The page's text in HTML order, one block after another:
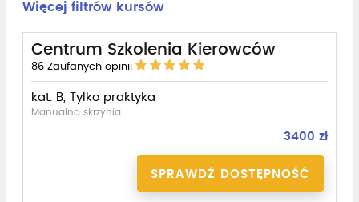
Więcej filtrów kursów
Centrum Szkolenia Kierowców
86 Zaufanych opinii
kat. B, Tylko praktyka
Manualna skrzynia
3400 zł
SPRAWDŹ DOSTĘPNOŚĆ